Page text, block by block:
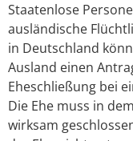
Staatenlose
ausländische
in Deutschland
Ausland einen
Eheschließung bei
Die Ehe muss in
wirksam